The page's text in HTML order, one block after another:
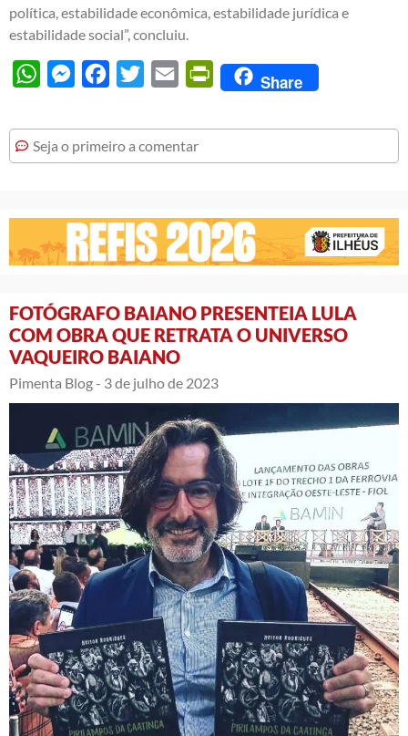
política, estabilidade econômica, estabilidade jurídica e
estabilidade social”, concluiu.
WhatsAppMessengerFacebook
Twitter Email PrintFriendly
Share
Seja o primeiro a comentar
FOTÓGRAFO BAIANO PRESENTEIA LULA
COM OBRA QUE RETRATA O UNIVERSO
VAQUEIRO BAIANO
Pimenta Blog - 3 de julho de 2023